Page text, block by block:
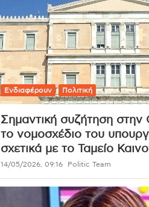
Ενδιαφέρουν Πολιτική
Σημαντική συζήτηση στην
το νομοσχέδιο του
σχετικά με το Ταμείο
14/05/2026, 09:16 Politic Team